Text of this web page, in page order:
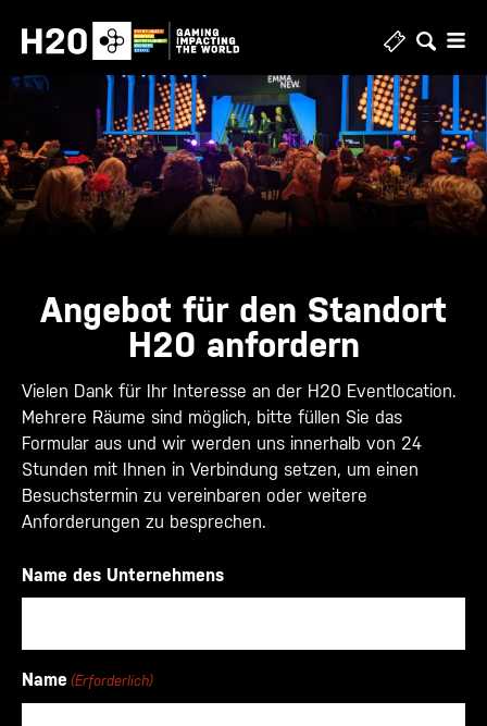
Inhalt
Angebot für den Standort
H20 anfordern
Vielen Dank für Ihr Interesse an der H20 Eventlocation.
Mehrere Räume sind möglich, bitte füllen Sie das
Formular aus und wir werden uns innerhalb von 24
Stunden mit Ihnen in Verbindung setzen, um einen
Besuchstermin zu vereinbaren oder weitere
Anforderungen zu besprechen.
Name des Unternehmens
Name (Erforderlich)